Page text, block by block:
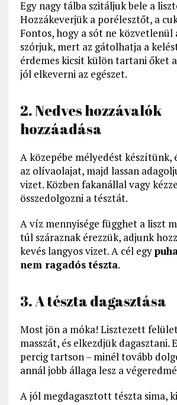
Egy nagy tálba szitáljuk bele a
Hozzákeverjük a porélesztőt, a
Fontos, hogy a sót ne közvetlenül
szórjuk, mert az gátolhatja a
érdemes kicsit külön tartani őket
jól elkeverni az egészet.
2. Nedves hozzávalók
hozzáadása
A közepébe mélyedést készítünk,
az olívaolajat, majd lassan
vizet. Közben fakanállal vagy
összedolgozni a tésztát.
A víz mennyisége függhet a liszt
túl száraznak érezzük, adjunk
kevés langyos vizet. A cél egy
nem ragadós tészta.
3. A tészta dagasztása
Most jön a móka! Lisztezett
masszát, és elkezdjük dagasztani.
percig tartson – minél tovább
annál jobb állaga lesz a
A jól megdagasztott tészta sima,